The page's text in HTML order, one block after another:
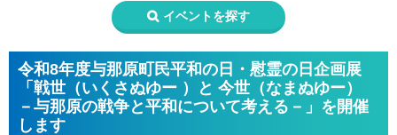
イベントを探す
令和8年度与那原町民平和の日・慰霊の日企画展
「戦世（いくさぬゆー ）と 今世（なまぬゆー）
－与那原の戦争と平和について考える－」を開催
します